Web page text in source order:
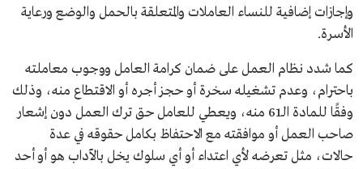
وإجازات إضافية للنساء العاملات والمتعلقة بالحمل والوضع ورعاية
الأسرة.
كما شدد نظام العمل على ضمان كرامة العامل ووجوب معاملته
باحترام، وعدم تشغيله سخرة أو حجز أجره أو الاقتطاع منه، وذلك
وفقًا للمادة الـ61 منه، ويعطي للعامل حق ترك العمل دون إشعار
صاحب العمل أو موافقته مع الاحتفاظ بكامل حقوقه في عدة
حالات، مثل تعرضه لأي اعتداء أو أي سلوك يخل بالآداب هو أو أحد